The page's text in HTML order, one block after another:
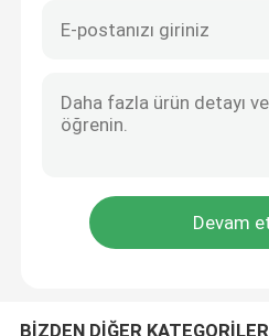
BİZDEN DİĞER KATEGORİLER